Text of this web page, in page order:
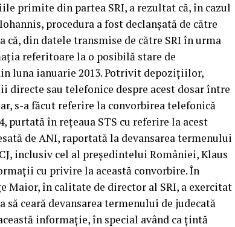
primite din partea SRI, a rezultat că, în cazul
procedura a fost declanşată de către
că, din datele transmise de către SRI în urma
referitoare la o posibilă stare de
luna ianuarie 2013. Potrivit depoziţiilor,
sau telefonice despre acest dosar între
s-a făcut referire la convorbirea telefonică
purtată în reţeaua STS cu referire la acest
de ANI, raportată la devansarea termenului
inclusiv cel al preşedintelui României, Klaus
cu privire la această convorbire. În
Maior, în calitate de director al SRI, a exercitat
să ceară devansarea termenului de judecată
informaţie, în special având ca ţintă